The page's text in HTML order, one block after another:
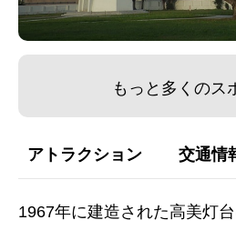
もっと多くのス
アトラクション 交通情
1967年に建造された高美灯